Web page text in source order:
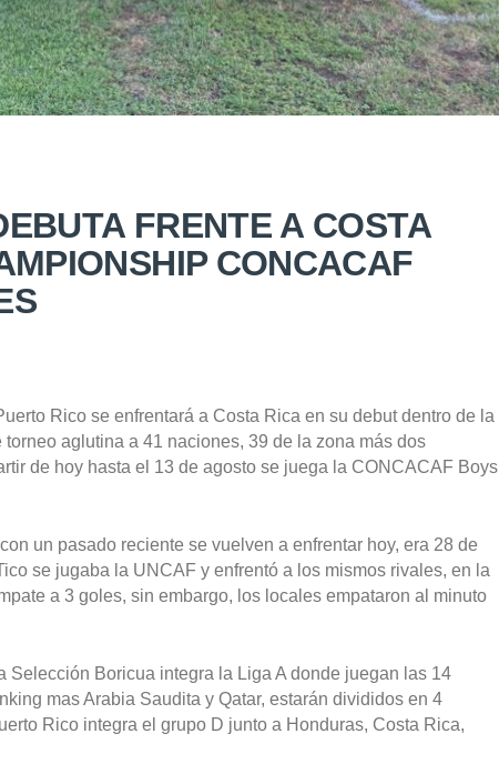
FRENTE A COSTA
CONCACAF
Rico se enfrentará a Costa Rica en su debut dentro de la
aglutina a 41 naciones, 39 de la zona más dos
de hoy hasta el 13 de agosto se juega la CONCACAF Boys
un pasado reciente se vuelven a enfrentar hoy, era 28 de
se jugaba la UNCAF y enfrentó a los mismos rivales, en la
a 3 goles, sin embargo, los locales empataron al minuto
Selección Boricua integra la Liga A donde juegan las 14
mas Arabia Saudita y Qatar, estarán divididos en 4
Rico integra el grupo D junto a Honduras, Costa Rica,